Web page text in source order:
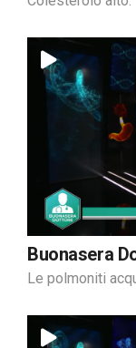
Buonasera
Le polmoniti